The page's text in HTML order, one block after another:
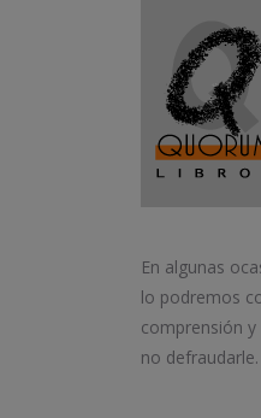
En algunas
lo podremos
comprensión
no defraudarle.